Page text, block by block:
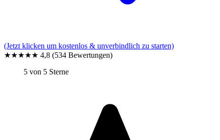
(Jetzt klicken um kostenlos & unverbindlich zu starten)
★★★★★ 4,8 (534 Bewertungen)
5 von 5 Sterne